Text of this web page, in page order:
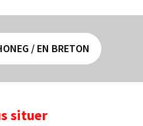
/ EN BRETON
situer